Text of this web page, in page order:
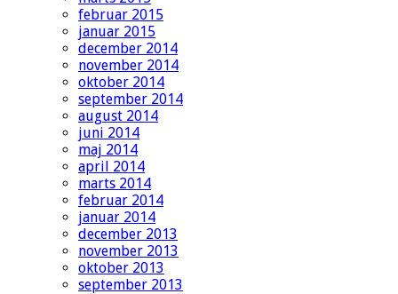
februar 2015
januar 2015
december 2014
november 2014
oktober 2014
september 2014
august 2014
juni 2014
maj 2014
april 2014
marts 2014
februar 2014
januar 2014
december 2013
november 2013
oktober 2013
september 2013